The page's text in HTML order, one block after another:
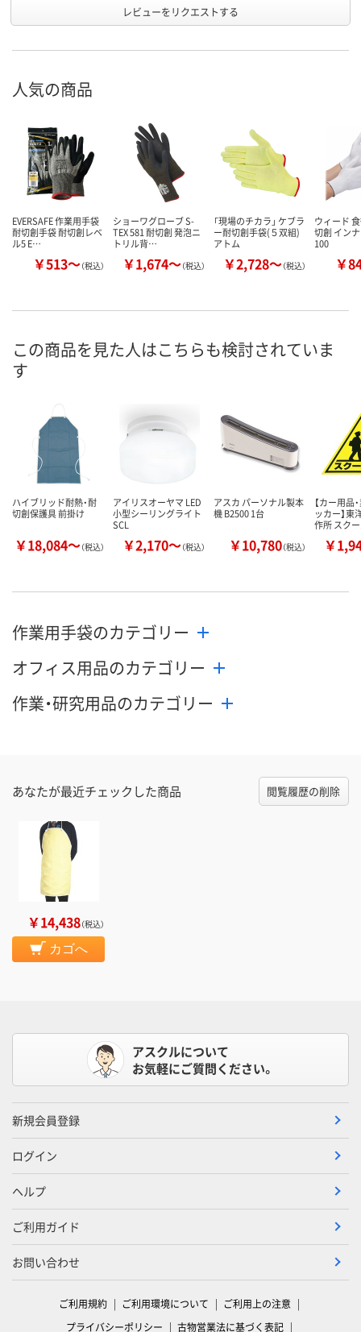
レビューをリクエストする
人気の商品
EVERSAFE 作業用手袋
耐切創手袋 耐切創レベ
ル5 E…
￥513～（税込）
ショーワグローブ S-
TEX 581 耐切創 発泡ニ
トリル背…
￥1,674～（税込）
「現場のチカラ」 ケブラ
ー耐切創手袋(５双組)
アトム
￥2,728～（税込）
ウィード
切創 イン
100
￥
この商品を見た人はこちらも検討されていま
す
ハイブリッド耐熱・耐
切創保護具 前掛け
￥18,084～（税込）
アイリスオーヤマ LED
小型シーリングライト
SCL
￥2,170～（税込）
アスカ パーソナル製本
機 B2500 1台
￥10,780（税込）
【カー用品
ッカー】東
作所 スク
￥
作業用手袋のカテゴリー
オフィス用品のカテゴリー
作業・研究用品のカテゴリー
あなたが最近チェックした商品 閲覧履歴の削除
￥14,438（税込）
カゴへ
アスクルについて
お気軽にご質問ください。
新規会員登録
ログイン
ヘルプ
ご利用ガイド
お問い合わせ
ご利用規約 ご利用環境について
ご利用上の注意
プライバシーポリシー
古物営業法に基づく表記